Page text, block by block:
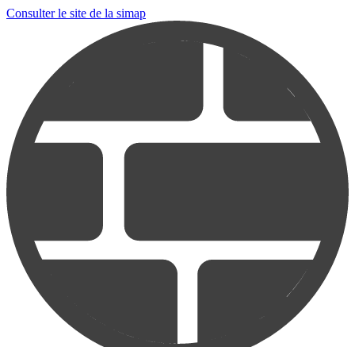
Consulter le site de la simap